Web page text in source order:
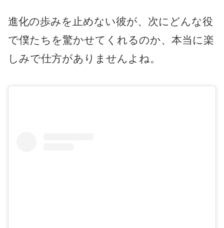
進化の歩みを止めない彼が、次にどんな役
で僕たちを驚かせてくれるのか、本当に楽
しみで仕方がありませんよね。